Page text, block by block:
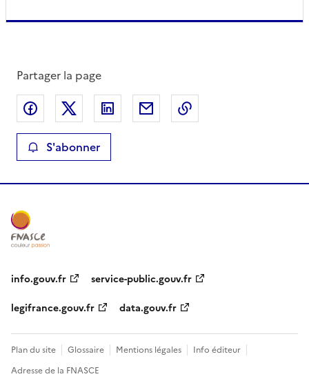
Partager la page
Partager sur Facebook
Partager sur XPartager sur LinkedIn
Partager par email
S'abonner
info.gouv.fr
service-public.gouv.fr
legifrance.gouv.fr
data.gouv.fr
Plan du site Glossaire Mentions légales
Info éditeur
Adresse de la FNASCE